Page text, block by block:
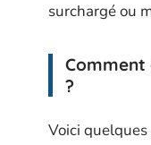
surchargé ou
?
Voici